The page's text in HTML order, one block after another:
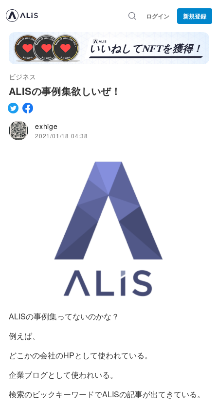
ログイン 新規登録
ビジネス
ALISの事例集欲しいぜ！
exhige
2021/01/18 04:38
ALISの事例集ってないのかな？
例えば、
どこかの会社のHPとして使われている。
企業ブログとして使われいる。
検索のビックキーワードでALISの記事が出てきている。